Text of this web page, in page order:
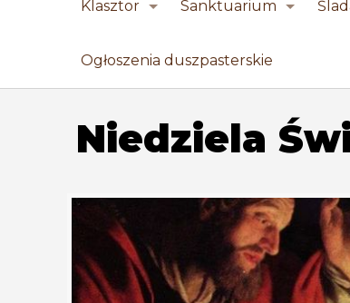
Klasztor Sanktuarium
Ogłoszenia duszpasterskie
Niedziela